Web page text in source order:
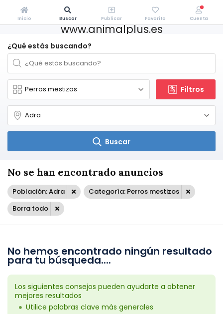
www.animalplus.es
¿Qué estás buscando?
Filtros
Buscar
No se han encontrado anuncios
Población: Adra
Categoría: Perros mestizos
Borra todo
No hemos encontrado ningún resultado
para tu búsqueda....
Los siguientes consejos pueden ayudarte a obtener
mejores resultados
Utilice palabras clave más generales
Inicio Buscar Publicar Favorito Cuenta